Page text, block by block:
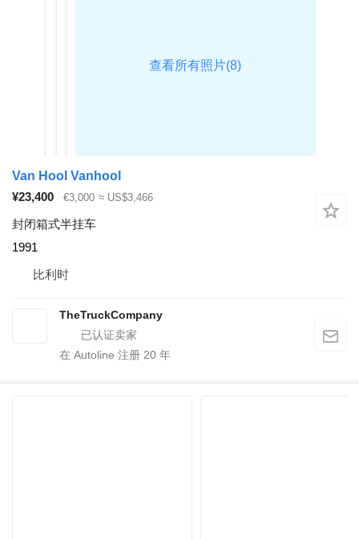
Van Hool Vanhool
¥23,400
€3,000 ≈ US$3,466
封闭箱式半挂车
1991
比利时
TheTruckCompany
在 Autoline 注册 20 年